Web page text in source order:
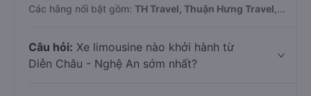
Các hãng nổi bật gồm: TH Travel, Thuận Hưng Travel ,...
Câu hỏi: Xe limousine nào khởi hành từ
Diễn Châu - Nghệ An sớm nhất?